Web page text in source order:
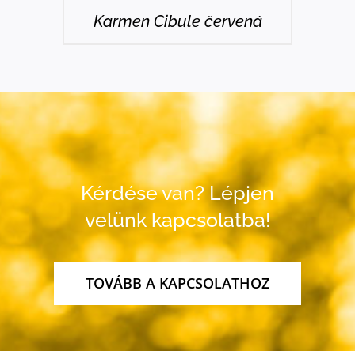
Karmen Cibule červená
Kérdése van? Lépjen
velünk kapcsolatba!
TOVÁBB A KAPCSOLATHOZ